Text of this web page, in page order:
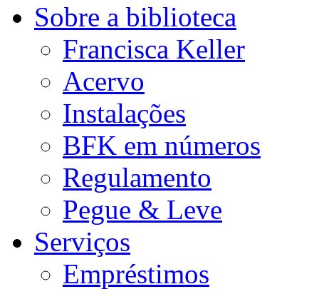
Sobre a biblioteca
Francisca Keller
Acervo
Instalações
BFK em números
Regulamento
Pegue & Leve
Serviços
Empréstimos